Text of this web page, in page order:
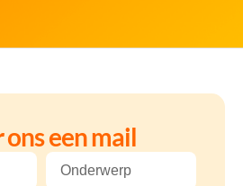
ons een mail